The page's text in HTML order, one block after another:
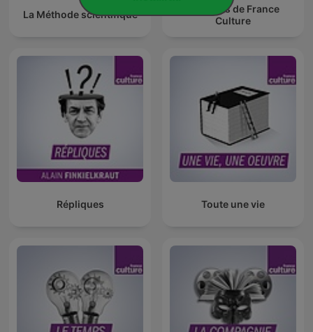
La Méthode scientifique
Les Nuits de France
Culture
Répliques Toute une vie